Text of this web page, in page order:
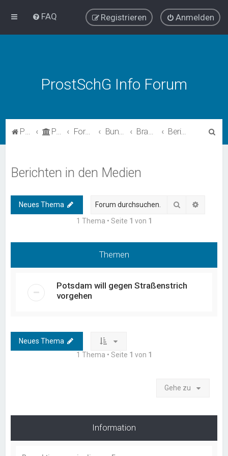
FAQ Anmelden
Registrieren
ProstSchG Info Forum
ProstSchG Portal Forum Bundesländer - Umsetzung und Erfahrungen mit ProstSchG Brandenburg Berichten in den Medien
Berichten in den Medien
Neues Thema Suche
1 Thema • Seite 1 von 1
Themen
Potsdam will gegen Straßenstrich
vorgehen
Neues Thema
1 Thema • Seite 1 von 1
Gehe zu
Information